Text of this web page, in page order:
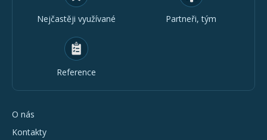
Nejčastěji využívané Partneři, tým
Reference
O nás
Kontakty